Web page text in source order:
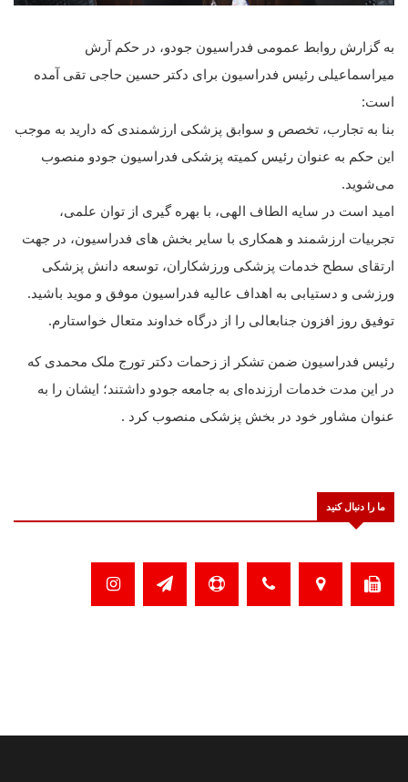
به گزارش روابط عمومی فدراسیون جودو، در حکم آرش
میراسماعیلی رئیس فدراسیون برای دکتر حسین حاجی تقی آمده
است:
بنا به تجارب، تخصص و سوابق پزشکی ارزشمندی که دارید به موجب
این حکم به عنوان رئیس کمیته پزشکی فدراسیون جودو منصوب
می‌شوید.
امید است در سایه الطاف الهی، با بهره گیری از توان علمی،
تجربیات ارزشمند و همکاری با سایر بخش های فدراسیون، در جهت
ارتقای سطح خدمات پزشکی ورزشکاران، توسعه دانش پزشکی
ورزشی و دستیابی به اهداف عالیه فدراسیون موفق و موید باشید.
توفیق روز افزون جنابعالی را از درگاه خداوند متعال خواستارم.
رئیس فدراسیون ضمن تشکر از زحمات دکتر تورج ملک محمدی که
در این مدت خدمات ارزنده‌ای به جامعه جودو داشتند؛ ایشان را به
عنوان مشاور خود در بخش پزشکی منصوب کرد .
ما را دنبال کنید